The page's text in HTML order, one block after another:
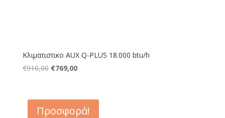
Κλιματιστικο AUX Q-PLUS 18.000 btu/h
€910,00 Original
€910,00.
€769,00Η
είναι:
€769,00.
Προσφορά!